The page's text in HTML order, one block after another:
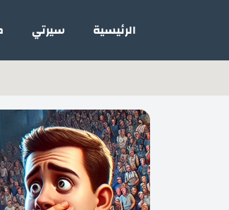
الرئيسية سيرتي